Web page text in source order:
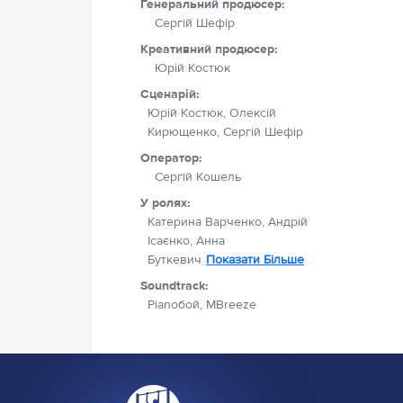
Генеральний продюсер:
Сергій Шефір
Креативний продюсер:
Юрій Костюк
Сценарій:
Юрій Костюк, Олексій
Кирющенко, Сергій Шефір
Оператор:
Сергій Кошель
У ролях:
Катерина Варченко, Андрій
Ісаєнко, Анна
Буткевич Показати Більше
Soundtrack:
Pianoбой, MBreeze